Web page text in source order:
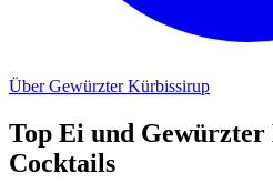
Über Gewürzter Kürbissirup
Top Ei und
Cocktails